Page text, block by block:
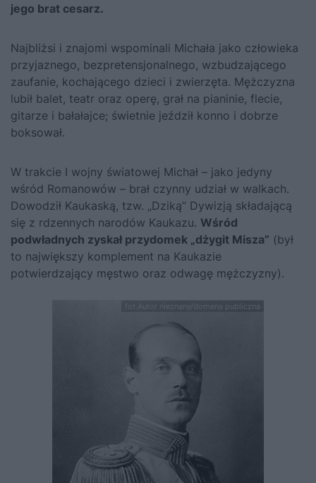
jego brat cesarz.
Najbliżsi i znajomi wspominali Michała jako człowieka
przyjaznego, bezpretensjonalnego, wzbudzającego
zaufanie, kochającego dzieci i zwierzęta. Mężczyzna
lubił balet, teatr oraz operę, grał na pianinie, flecie,
gitarze i bałałajce; świetnie jeździł konno i dobrze
boksował.
W trakcie I wojny światowej Michał – jako jedyny
wśród Romanowów – brał czynny udział w walkach.
Dowodził Kaukaską, tzw. „Dziką” Dywizją składającą
się z rdzennych narodów Kaukazu. Wśród
podwładnych zyskał przydomek „dżygit Misza” (był
to największy komplement na Kaukazie
potwierdzający męstwo oraz odwagę mężczyzny).
fot.Autor nieznany/domena publiczna